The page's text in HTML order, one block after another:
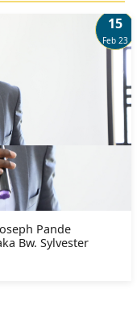
15
Feb 23
Pande
Bw. Sylvester